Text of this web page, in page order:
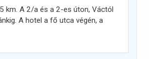
km. A 2/a és a 2-es úton, Váctól
A hotel a fő utca végén, a